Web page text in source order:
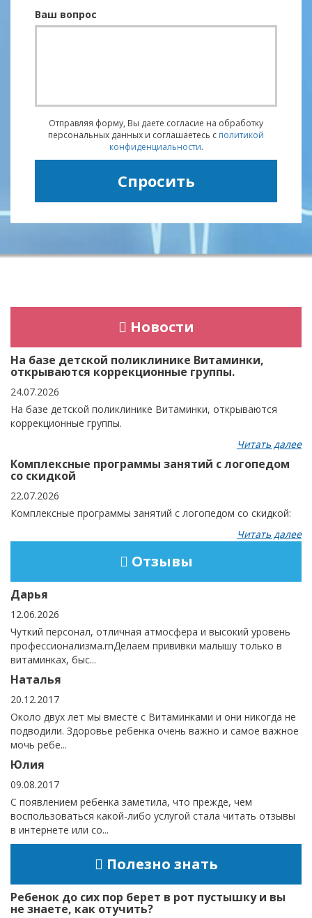
Ваш вопрос
Отправляя форму, Вы даете согласие на обработку
персональных данных и соглашаетесь c политикой
конфиденциальности.
Спросить
Новости
На базе детской поликлинике Витаминки,
открываются коррекционные группы.
24.07.2026
На базе детской поликлинике Витаминки, открываются
коррекционные группы.
Читать далее
Комплексные программы занятий с логопедом
со скидкой
22.07.2026
Комплексные программы занятий с логопедом со скидкой:
Читать далее
Отзывы
Дарья
12.06.2026
Чуткий персонал, отличная атмосфера и высокий уровень
профессионализма.rnДелаем прививки малышу только в
витаминках, быс...
Наталья
20.12.2017
Около двух лет мы вместе с Витаминками и они никогда не
подводили. Здоровье ребенка очень важно и самое важное
мочь ребе...
Юлия
09.08.2017
С появлением ребенка заметила, что прежде, чем
воспользоваться какой-либо услугой стала читать отзывы
в интернете или со...
Полезно знать
Ребенок до сих пор берет в рот пустышку и вы
не знаете, как отучить?